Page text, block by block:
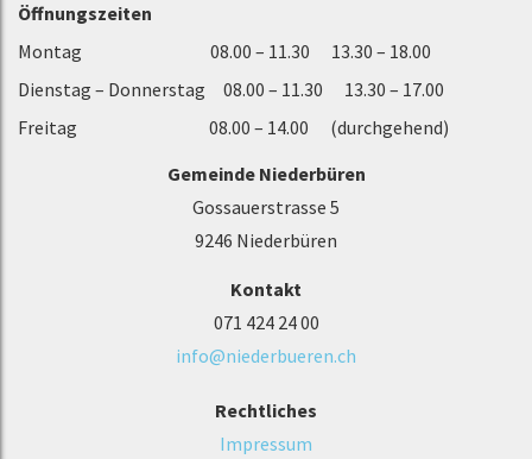
Öffnungszeiten
Montag 08.00 – 11.30 13.30 – 18.00
Dienstag – Donnerstag 08.00 – 11.30 13.30 – 17.00
Freitag 08.00 – 14.00 (durchgehend)
Gemeinde Niederbüren
Gossauerstrasse 5
9246 Niederbüren
Kontakt
071 424 24 00
info@niederbueren.ch
Rechtliches
Impressum